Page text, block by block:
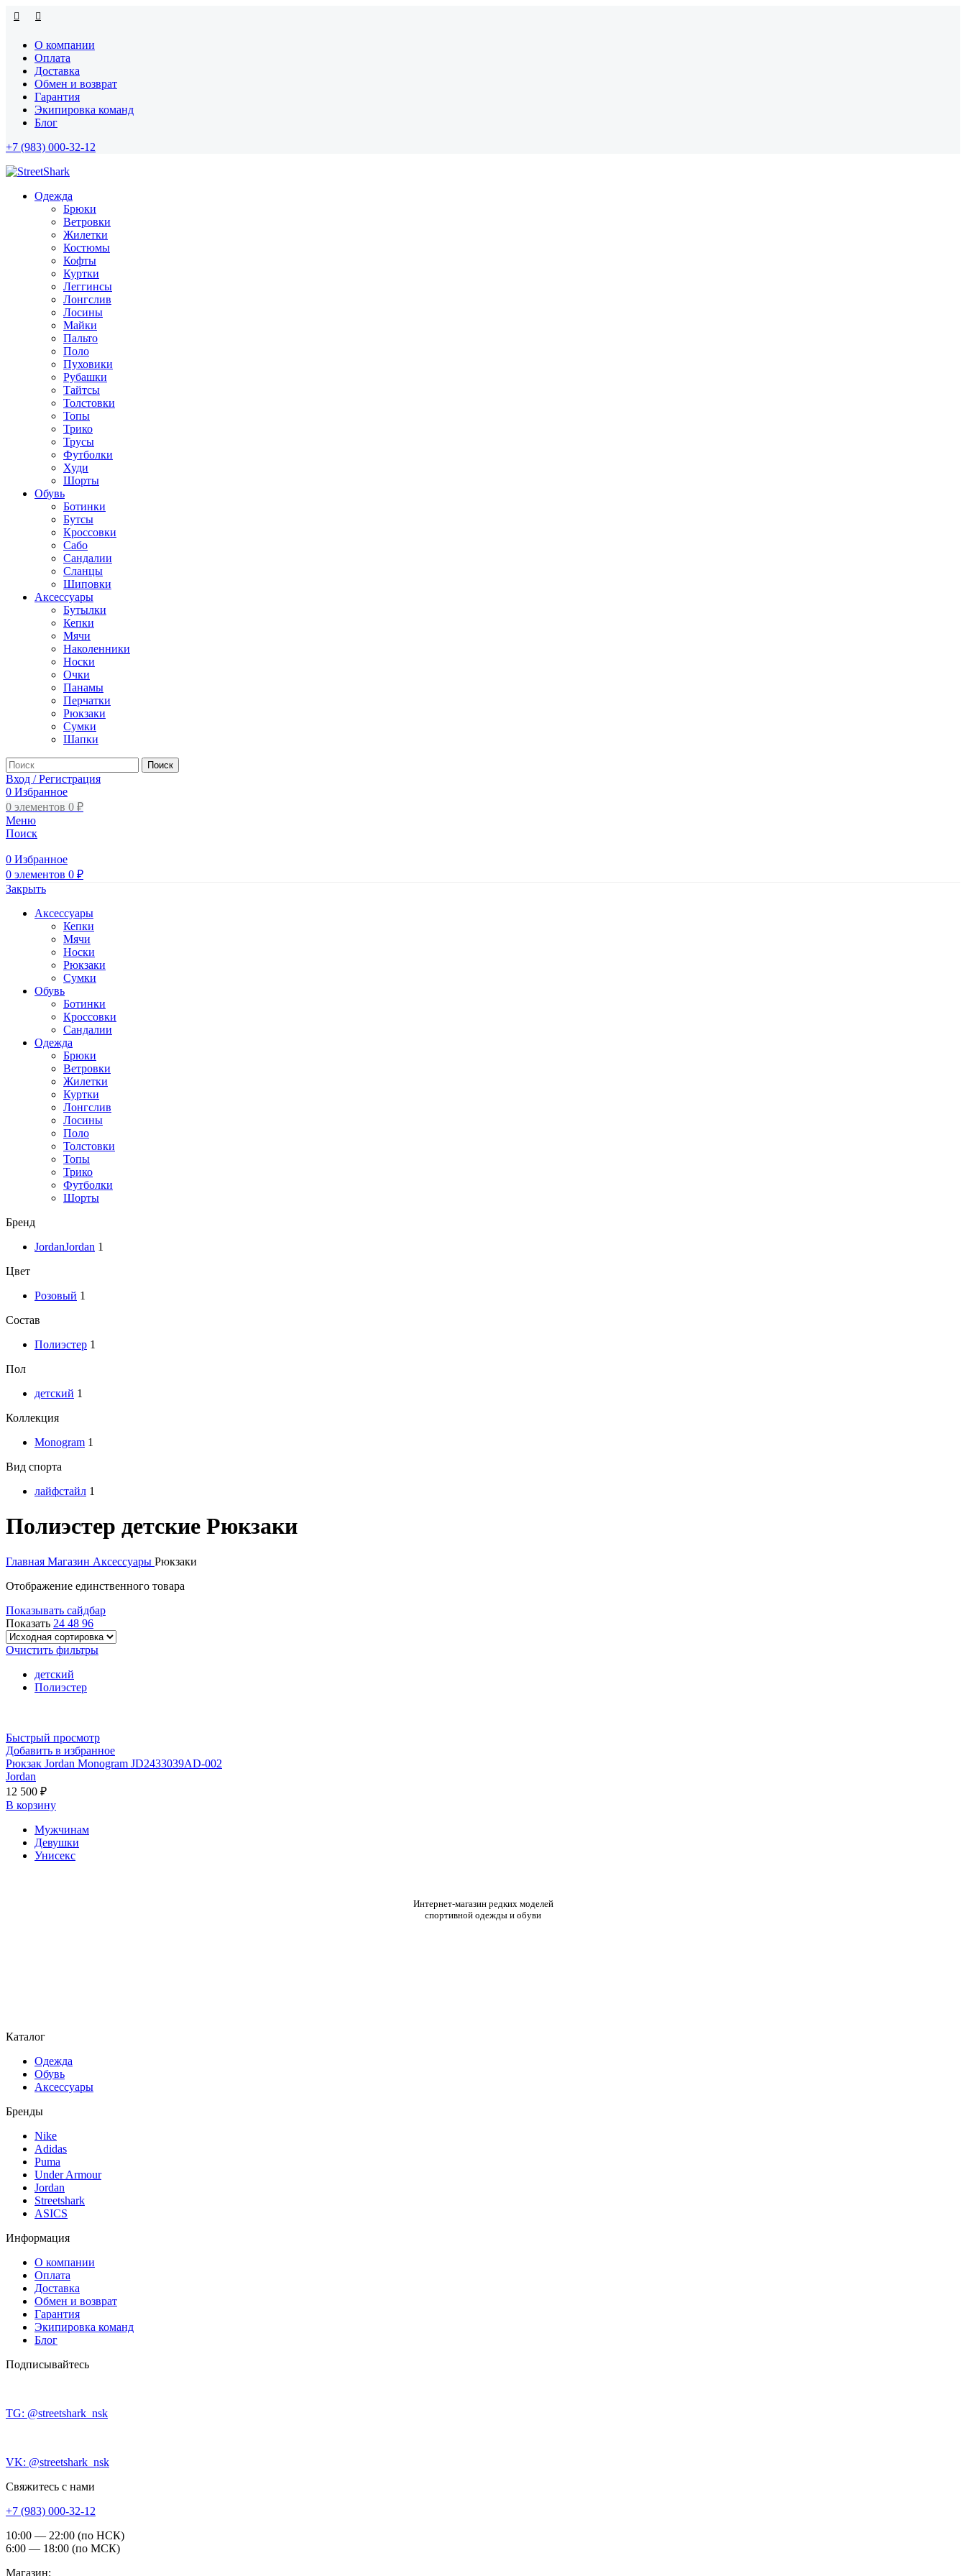
О компании
Оплата
Доставка
Обмен и возврат
Гарантия
Экипировка команд
Блог
+7 (983) 000-32-12
Одежда
Брюки
Ветровки
Жилетки
Костюмы
Кофты
Куртки
Леггинсы
Лонгслив
Лосины
Майки
Пальто
Поло
Пуховики
Рубашки
Тайтсы
Толстовки
Топы
Трико
Трусы
Футболки
Худи
Шорты
Обувь
Ботинки
Бутсы
Кроссовки
Сабо
Сандалии
Сланцы
Шиповки
Аксессуары
Бутылки
Кепки
Мячи
Наколенники
Носки
Очки
Панамы
Перчатки
Рюкзаки
Сумки
Шапки
Поиск
Вход / Регистрация
0 Избранное
0 элементов 0 ₽
Меню
Поиск
0 Избранное
0 элементов 0 ₽
Закрыть
Аксессуары
Кепки
Мячи
Носки
Рюкзаки
Сумки
Обувь
Ботинки
Кроссовки
Сандалии
Одежда
Брюки
Ветровки
Жилетки
Куртки
Лонгслив
Лосины
Поло
Толстовки
Топы
Трико
Футболки
Шорты
Бренд
JordanJordan 1
Цвет
Розовый 1
Состав
Полиэстер 1
Пол
детский 1
Коллекция
Monogram 1
Вид спорта
лайфстайл 1
Полиэстер детские Рюкзаки
Главная Магазин Аксессуары Рюкзаки
Отображение единственного товара
Показывать сайдбар
Показать 24 48 96
Очистить фильтры
детский
Полиэстер
Быстрый просмотр
Добавить в избранное
Рюкзак Jordan Monogram JD2433039AD-002
Jordan
12 500 ₽
В корзину
Мужчинам
Девушки
Унисекс
Интернет-магазин редких моделей
спортивной одежды и обуви
Каталог
Одежда
Обувь
Аксессуары
Бренды
Nike
Adidas
Puma
Under Armour
Jordan
Streetshark
ASICS
Информация
О компании
Оплата
Доставка
Обмен и возврат
Гарантия
Экипировка команд
Блог
Подписывайтесь
TG: @streetshark_nsk
VK: @streetshark_nsk
Свяжитесь с нами
+7 (983) 000-32-12
10:00 — 22:00 (по НСК)
6:00 — 18:00 (по МСК)
Магазин: